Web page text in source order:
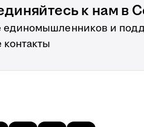
к нам в
единомышленников и